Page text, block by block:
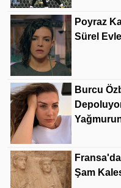
Poyraz
Sürel
Burcu
Şam